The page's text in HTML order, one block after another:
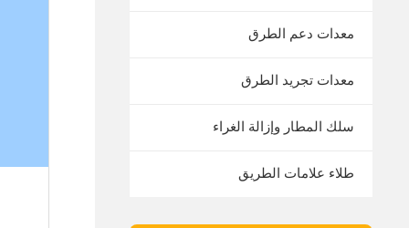
معدات دعم الطرق
معدات تجريد الطرق
سلك المطار وإزالة الغراء
طلاء علامات الطريق